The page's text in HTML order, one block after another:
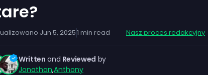
Jun 5, 20251 min read Nasz proces redakcyjny
Written and Reviewed by
Jonathan,Anthony